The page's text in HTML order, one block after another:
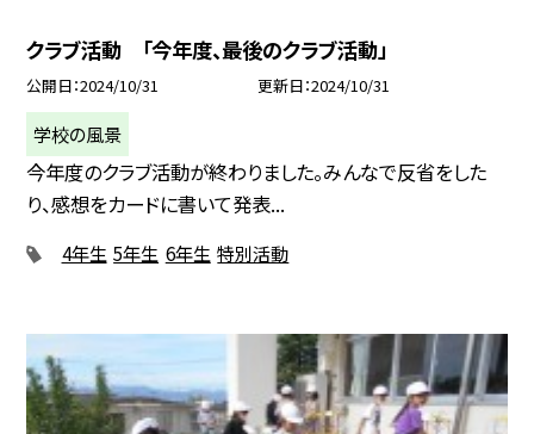
クラブ活動 「今年度、最後のクラブ活動」
公開日 2024/10/31 更新日 2024/10/31
学校の風景
今年度のクラブ活動が終わりました。みんなで反省をした
り、感想をカードに書いて発表...
4年生 5年生 6年生 特別活動